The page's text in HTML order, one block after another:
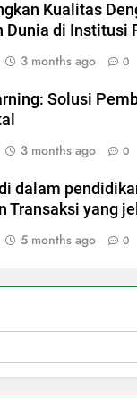
Kualitas
Dunia di Institusi
3 months ago 0
Solusi
3 months ago 0
dalam
Transaksi yang
5 months ago 0